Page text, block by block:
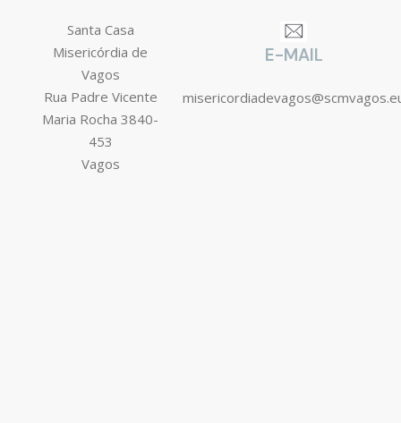
Santa Casa
Misericórdia de
Vagos
Rua Padre Vicente
Maria Rocha 3840-
453
Vagos
E-MAIL